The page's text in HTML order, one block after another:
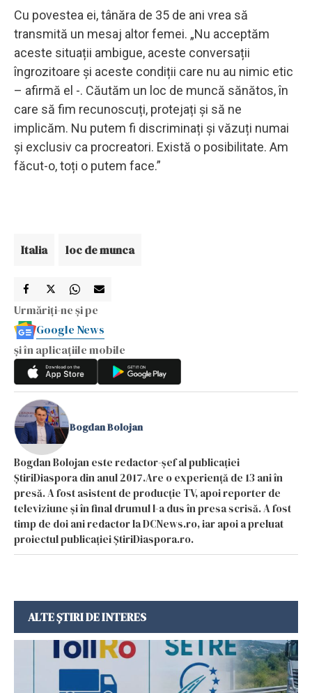
Cu povestea ei, tânăra de 35 de ani vrea să
transmită un mesaj altor femei. „Nu acceptăm
aceste situații ambigue, aceste conversații
îngrozitoare și aceste condiții care nu au nimic etic
– afirmă el -. Căutăm un loc de muncă sănătos, în
care să fim recunoscuți, protejați și să ne
implicăm. Nu putem fi discriminați și văzuți numai
și exclusiv ca procreatori. Există o posibilitate. Am
făcut-o, toți o putem face.”
Italia loc de munca
Urmăriți-ne și pe
Google News
și în aplicațiile mobile
Bogdan Bolojan
Bogdan Bolojan este redactor-șef al publicației
ȘtiriDiaspora din anul 2017.Are o experiență de 13 ani în
presă. A fost asistent de producție TV, apoi reporter de
televiziune și în final drumul l-a dus în presa scrisă. A fost
timp de doi ani redactor la DCNews.ro, iar apoi a preluat
proiectul publicației ȘtiriDiaspora.ro.
ALTE ȘTIRI DE INTERES